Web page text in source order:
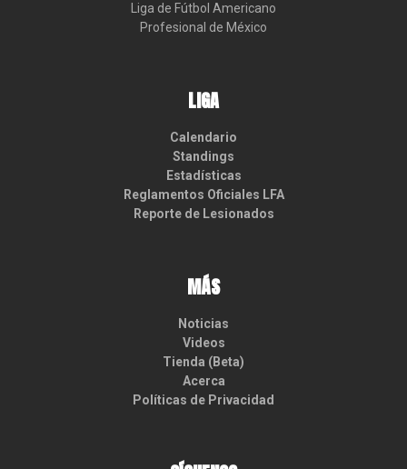
Liga de Fútbol Americano
Profesional de México
LIGA
Calendario
Standings
Estadísticas
Reglamentos Oficiales LFA
Reporte de Lesionados
MÁS
Noticias
Videos
Tienda (Beta)
Acerca
Políticas de Privacidad